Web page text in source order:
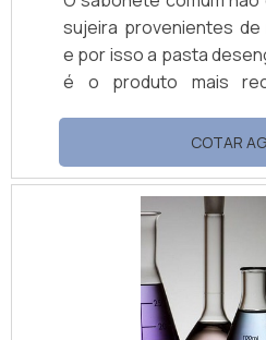
sujeira provenientes de
e por isso a pasta
é o produto mais
composição
limpeza. O produto é
em oficinas
manutenção e
isso porque os
estão em constante
sujos de graxa e com
produto deve ser apl.
COTAR